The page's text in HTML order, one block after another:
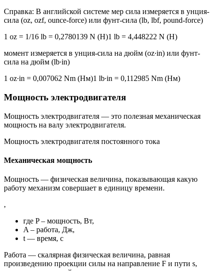
Справка: В английской системе мер сила измеряется в унция-
сила (oz, ozf, ounce-force) или фунт-сила (lb, lbf, pound-force)
1 oz = 1/16 lb = 0,2780139 N (Н)1 lb = 4,448222 N (Н)
момент измеряется в унция-сила на дюйм (oz∙in) или фунт-
сила на дюйм (lb∙in)
1 oz∙in = 0,007062 Nm (Нм)1 lb∙in = 0,112985 Nm (Нм)
Мощность электродвигателя
Мощность электродвигателя — это полезная механическая
мощность на валу электродвигателя.
Мощность электродвигателя постоянного тока
Механическая мощность
Мощность — физическая величина, показывающая какую
работу механизм совершает в единицу времени.
,
где P – мощность, Вт,
A – работа, Дж,
t — время, с
Работа — скалярная физическая величина, равная
произведению проекции силы на направление F и пути s,